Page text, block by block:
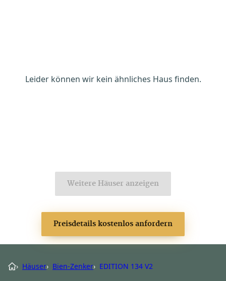
Leider können wir kein ähnliches Haus finden.
Weitere Häuser anzeigen
Preisdetails kostenlos anfordern
› Häuser› Bien-Zenker› EDITION 134 V2